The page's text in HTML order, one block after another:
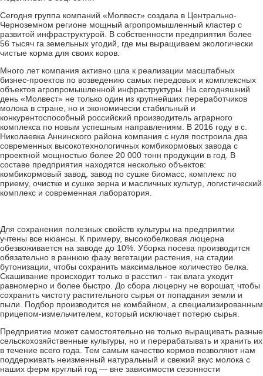
Сегодня группа компаний «Молвест» создала в Центрально-
Черноземном регионе мощный агропромышленный кластер с
развитой инфраструктурой. В собственности предприятия более
56 тысяч га земельных угодий, где мы выращиваем экологически
чистые корма для своих коров.
Много лет компания активно шла к реализации масштабных
бизнес-проектов по возведению самых передовых и комплексных
объектов агропромышленной инфраструктуры. На сегодняшний
день «Молвест» не только один из крупнейших переработчиков
молока в стране, но и экономически стабильный и
конкурентоспособный российский производитель аграрного
комплекса по новым успешным направлениям. В 2016 году в с.
Николаевка Аннинского района компания с нуля построила два
современных высокотехнологичных комбикормовых завода с
проектной мощностью более 20 000 тонн продукции в год. В
составе предприятия находятся несколько объектов:
комбикормовый завод, завод по сушке биомасс, комплекс по
приему, очистке и сушке зерна и масличных культур, логистический
комплекс и современная лаборатория.
Для сохранения полезных свойств культуры на предприятии
учтены все нюансы. К примеру, высокобелковая люцерна
обезвоживается на заводе до 10%. Уборка посева производится
обязательно в раннюю фазу вегетации растения, на стадии
бутонизации, чтобы сохранить максимальное количество белка.
Скашивание происходит только в расстил - так влага уходит
равномерно и более быстро. До сбора люцерну не ворошат, чтобы
сохранить чистоту растительного сырья от попадания земли и
пыли. Подбор производится не комбайном, а специализированным
прицепом-измельчителем, который исключает потерю сырья.
Предприятие может самостоятельно не только выращивать разные
сельскохозяйственные культуры, но и перерабатывать и хранить их
в течение всего года. Тем самым качество кормов позволяют нам
поддерживать неизменный натуральный и свежий вкус молока с
наших ферм круглый год — вне зависимости сезонности